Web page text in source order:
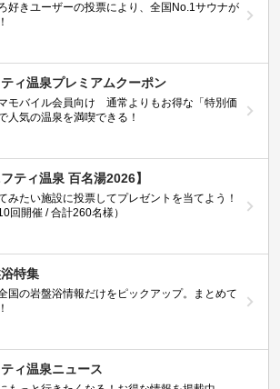
好きユーザーの投票により、全国No.1サウナが
ィ温泉プレミアムクーポン
モバイル会員向け 通常よりもお得な「特別価
人気の温泉を満喫できる！
フティ温泉 百名湯2026】
みたい施設に投票してプレゼントを当てよう！
回開催 / 合計260名様）
特集
国の岩盤浴情報だけをピックアップ。まとめて
ィ温泉ニュース